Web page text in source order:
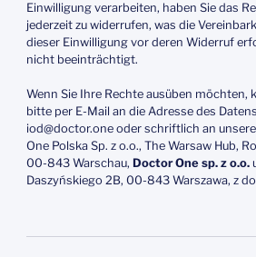
Einwilligung verarbeiten, haben Sie das
jederzeit zu widerrufen, was die
dieser Einwilligung vor deren Widerruf
nicht beeinträchtigt.
Wenn Sie Ihre Rechte ausüben möchten,
bitte per E-Mail an die Adresse des
iod@doctor.one oder schriftlich an
One Polska Sp. z o.o., The Warsaw Hub,
00-843 Warschau, Doctor One sp. z o.o.
Daszyńskiego 2B, 00-843 Warszawa, z